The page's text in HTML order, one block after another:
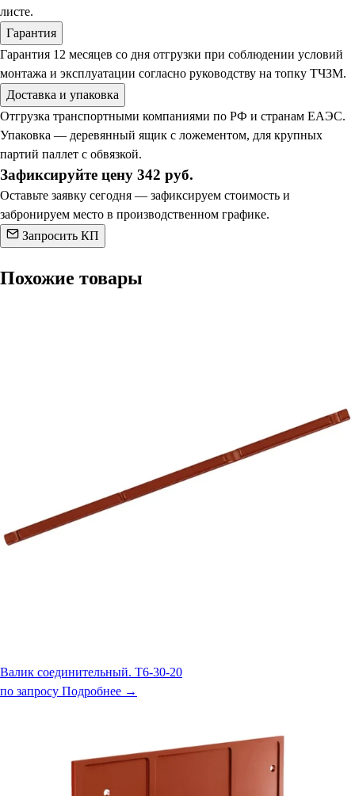
листе.
Гарантия
Гарантия 12 месяцев со дня отгрузки при соблюдении условий
монтажа и эксплуатации согласно руководству на топку ТЧЗМ.
Доставка и упаковка
Отгрузка транспортными компаниями по РФ и странам ЕАЭС.
Упаковка — деревянный ящик с ложементом, для крупных
партий паллет с обвязкой.
Зафиксируйте цену 342 руб.
Оставьте заявку сегодня — зафиксируем стоимость и
забронируем место в производственном графике.
Запросить КП
Похожие товары
Валик соединительный. Т6-30-20
по запросу Подробнее →